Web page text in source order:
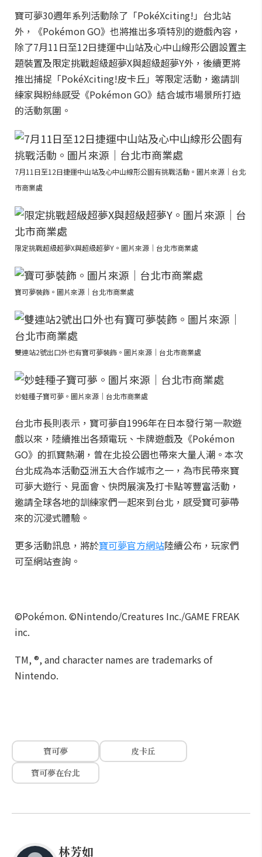
寶可夢30週年系列活動除了「PokéXciting!」台北站
外，《Pokémon GO》也將推出多項特別的遊戲內容，
除了7月11日至12日捷運中山站及心中山線形公園設置主
題裝置及限定挑戰超級超夢X與超級超夢Y外，後續更將
推出捕捉「PokéXciting!皮卡丘」等限定活動，邀請訓
練家與粉絲感受《Pokémon GO》結合城市場景所打造
的活動氛圍。
7月11日至12日捷運中山站及心中山線形公園有挑戰活動。圖片來源｜台北
市商業處
限定挑戰超級超夢X與超級超夢Y。圖片來源｜台北市商業處
寶可夢裝飾。圖片來源｜台北市商業處
雙連站2號出口外也有寶可夢裝飾。圖片來源｜台北市商業處
妙蛙種子寶可夢。圖片來源｜台北市商業處
台北市長則表示，寶可夢自1996年在日本發行第一款遊
戲以來，陸續推出各類電玩、卡牌遊戲及《Pokémon
GO》的抓寶熱潮，曾在北投公園也帶來大量人潮。本次
台北成為本活動亞洲五大合作城市之一，為市民帶來寶
可夢大遊行、見面會、快閃展演及打卡點等豐富活動，
邀請全球各地的訓練家們一起來到台北，感受寶可夢帶
來的沉浸式體驗。
更多活動訊息，將於寶可夢官方網站陸續公布，玩家們
可至網站查詢。
©Pokémon. ©Nintendo/Creatures Inc./GAME FREAK
inc.
TM, ®, and character names are trademarks of
Nintendo.
寶可夢
皮卡丘
寶可夢在台北
林芳如